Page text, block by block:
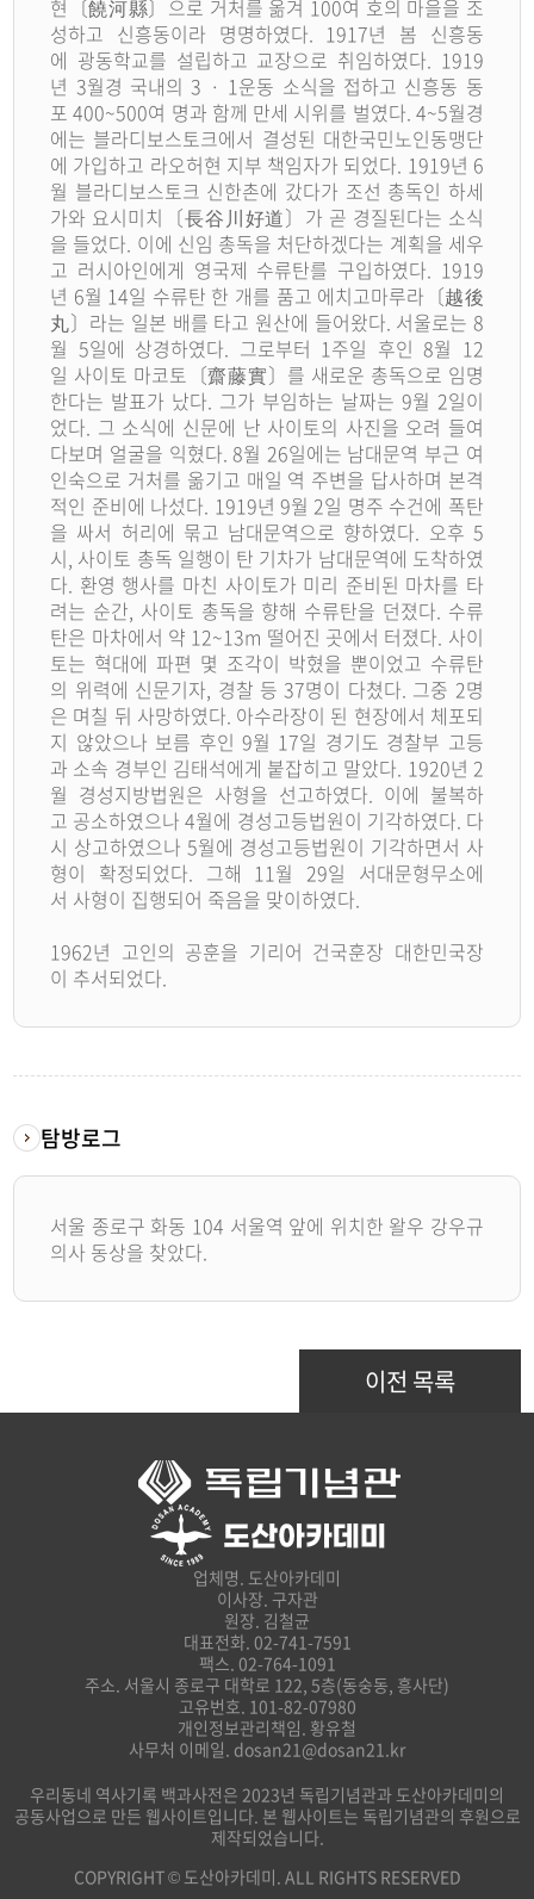
현〔饒河縣〕으로 거처를 옮겨 100여 호의 마을을 조
성하고 신흥동이라 명명하였다. 1917년 봄 신흥동
에 광동학교를 설립하고 교장으로 취임하였다. 1919
년 3월경 국내의 3 · 1운동 소식을 접하고 신흥동 동
포 400~500여 명과 함께 만세 시위를 벌였다. 4~5월경
에는 블라디보스토크에서 결성된 대한국민노인동맹단
에 가입하고 라오허현 지부 책임자가 되었다. 1919년 6
월 블라디보스토크 신한촌에 갔다가 조선 총독인 하세
가와 요시미치〔長谷川好道〕가 곧 경질된다는 소식
을 들었다. 이에 신임 총독을 처단하겠다는 계획을 세우
고 러시아인에게 영국제 수류탄를 구입하였다. 1919
년 6월 14일 수류탄 한 개를 품고 에치고마루라〔越後
丸〕라는 일본 배를 타고 원산에 들어왔다. 서울로는 8
월 5일에 상경하였다. 그로부터 1주일 후인 8월 12
일 사이토 마코토〔齋藤實〕를 새로운 총독으로 임명
한다는 발표가 났다. 그가 부임하는 날짜는 9월 2일이
었다. 그 소식에 신문에 난 사이토의 사진을 오려 들여
다보며 얼굴을 익혔다. 8월 26일에는 남대문역 부근 여
인숙으로 거처를 옮기고 매일 역 주변을 답사하며 본격
적인 준비에 나섰다. 1919년 9월 2일 명주 수건에 폭탄
을 싸서 허리에 묶고 남대문역으로 향하였다. 오후 5
시, 사이토 총독 일행이 탄 기차가 남대문역에 도착하였
다. 환영 행사를 마친 사이토가 미리 준비된 마차를 타
려는 순간, 사이토 총독을 향해 수류탄을 던졌다. 수류
탄은 마차에서 약 12~13m 떨어진 곳에서 터졌다. 사이
토는 혁대에 파편 몇 조각이 박혔을 뿐이었고 수류탄
의 위력에 신문기자, 경찰 등 37명이 다쳤다. 그중 2명
은 며칠 뒤 사망하였다. 아수라장이 된 현장에서 체포되
지 않았으나 보름 후인 9월 17일 경기도 경찰부 고등
과 소속 경부인 김태석에게 붙잡히고 말았다. 1920년 2
월 경성지방법원은 사형을 선고하였다. 이에 불복하
고 공소하였으나 4월에 경성고등법원이 기각하였다. 다
시 상고하였으나 5월에 경성고등법원이 기각하면서 사
형이 확정되었다. 그해 11월 29일 서대문형무소에
서 사형이 집행되어 죽음을 맞이하였다.
1962년 고인의 공훈을 기리어 건국훈장 대한민국장
이 추서되었다.
탐방로그
서울 종로구 화동 104 서울역 앞에 위치한 왈우 강우규
의사 동상을 찾았다.
이전 목록
업체명. 도산아카데미
이사장. 구자관
원장. 김철균
대표전화. 02-741-7591
팩스. 02-764-1091
주소. 서울시 종로구 대학로 122, 5층(동숭동, 흥사단)
고유번호. 101-82-07980
개인정보관리책임. 황유철
사무처 이메일. dosan21@dosan21.kr
우리동네 역사기록 백과사전은 2023년 독립기념관과 도산아카데미의
공동사업으로 만든 웹사이트입니다. 본 웹사이트는 독립기념관의 후원으로
제작되었습니다.
COPYRIGHT © 도산아카데미. ALL RIGHTS RESERVED